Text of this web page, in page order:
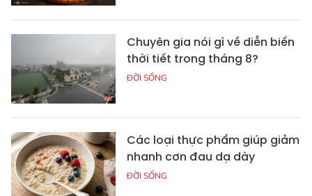
Chuyên gia nói gì về diễn biến
thời tiết trong tháng 8?
ĐỜI SỐNG
Các loại thực phẩm giúp giảm
nhanh cơn đau dạ dày
ĐỜI SỐNG